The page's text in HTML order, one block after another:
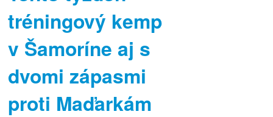
tréningový kemp
v Šamoríne aj s
dvomi zápasmi
proti Maďarkám